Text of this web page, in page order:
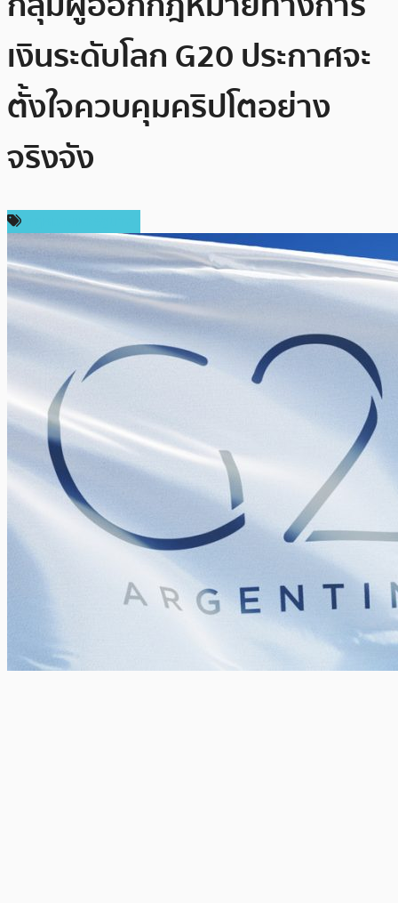
เงินระดับโลก G20 ประกาศจะ
ตั้งใจควบคุมคริปโตอย่าง
จริงจัง